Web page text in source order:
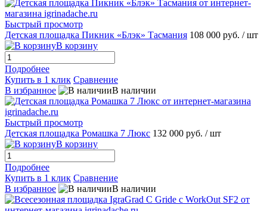
Быстрый просмотр
Детская площадка Пикник «Блэк» Тасмания 108 000 руб. / шт
В корзину
Подробнее
Купить в 1 клик Сравнение
В избранное
В наличии
Быстрый просмотр
Детская площадка Ромашка 7 Люкс 132 000 руб. / шт
В корзину
Подробнее
Купить в 1 клик Сравнение
В избранное
В наличии